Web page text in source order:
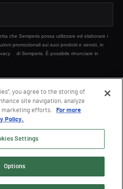
che Semperis possa utilizzare ed elaborare i
promozionali sui suoi prodotti e servizi, in
di Semperis. È possibile rinunciare in
INVIA
Tutti i diritti riservati.
you agree to the storing of
site navigation, analyze
marketing efforts.
For more
Policy.
Settings
Options